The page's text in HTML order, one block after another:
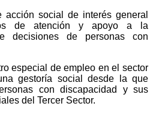
social de interés general
de atención y apoyo a la
decisiones de personas con
especial de empleo en el sector
gestoría social desde la que
con discapacidad y sus
del Tercer Sector.